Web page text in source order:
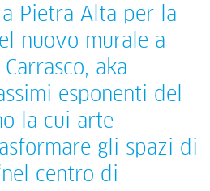
Pietra Alta per la
nuovo murale a
aka
esponenti del
la cui arte
gli spazi di
centro di